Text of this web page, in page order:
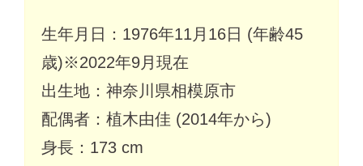
生年月日：1976年11月16日 (年齢45
歳)※2022年9月現在
出生地：神奈川県相模原市
配偶者：植木由佳 (2014年から)
身長：173 cm